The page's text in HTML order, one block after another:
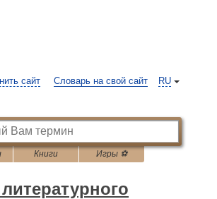
RU
сайт Словарь на свой сайт
Книги Игры ⚽